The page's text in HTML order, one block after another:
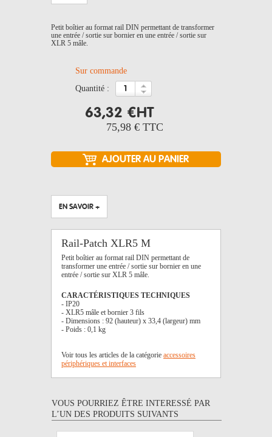
Petit boîtier au format rail DIN permettant de transformer
une entrée / sortie sur bornier en une entrée / sortie sur
XLR 5 mâle.
Sur commande
quantité :
63,32 €HT
75,98 € TTC
EN SAVOIR +
Rail-Patch XLR5 M
Petit boîtier au format rail DIN permettant de
transformer une entrée / sortie sur bornier en une
entrée / sortie sur XLR 5 mâle.
CARACTÉRISTIQUES TECHNIQUES
- IP20
- XLR5 mâle et bornier 3 fils
- Dimensions : 92 (hauteur) x 33,4 (largeur) mm
- Poids : 0,1 kg
Voir tous les articles de la catégorie accessoires
périphériques et interfaces
VOUS POURRIEZ ÊTRE INTERESSÉ PAR
L’UN DES PRODUITS SUIVANTS